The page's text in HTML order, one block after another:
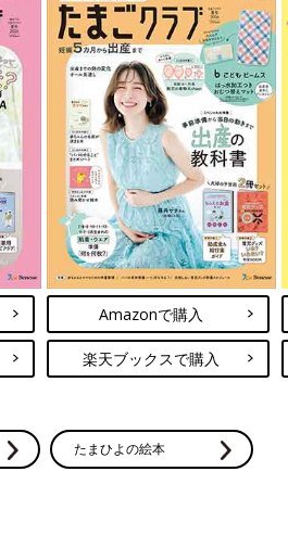
」
）の温度を保ってくれるアイテ
なひも付きで、手首や車のフックな
Amazonで購入
楽天ブックスで購入
たまひよの絵本